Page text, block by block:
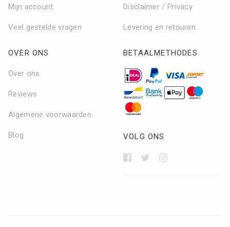
Mijn account
Veel gestelde vragen
Disclaimer / Privacy
Levering en retouren
OVER ONS
Over ons
Reviews
Algemene voorwaarden
Blog
BETAALMETHODES
VOLG ONS